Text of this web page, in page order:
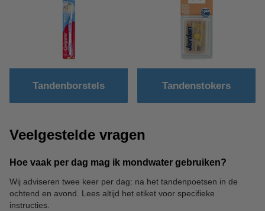
Tandenborstels Tandenstokers
Veelgestelde vragen
Hoe vaak per dag mag ik mondwater gebruiken?
Wij adviseren twee keer per dag: na het tandenpoetsen in de
ochtend en avond. Lees altijd het etiket voor specifieke
instructies.